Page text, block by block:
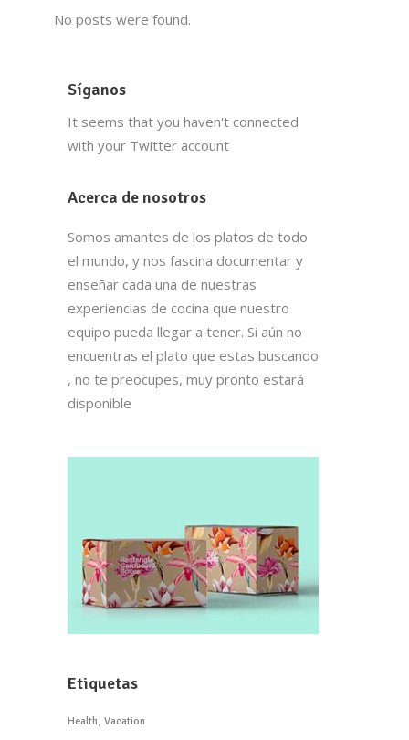
No posts were found.
Síganos
It seems that you haven't connected
with your Twitter account
Acerca de nosotros
Somos amantes de los platos de todo
el mundo, y nos fascina documentar y
enseñar cada una de nuestras
experiencias de cocina que nuestro
equipo pueda llegar a tener. Si aún no
encuentras el plato que estas buscando
, no te preocupes, muy pronto estará
disponible
Etiquetas
Health Vacation